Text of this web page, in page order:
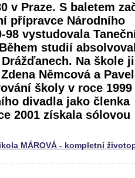
v Praze. S baletem
přípravce Národního
98 vystudovala
studií
Na škole ji
Němcová a Pavel
školy v roce 1999
divadla jako členka
2001 získala sólovou
MÁROVÁ - kompletní